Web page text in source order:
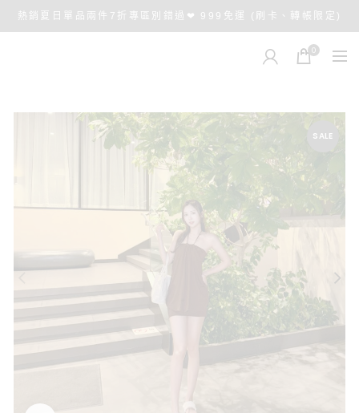
熱銷夏日單品兩件7折專區別錯過❤ 999免運 (刷卡、轉帳限定)
0
SALE